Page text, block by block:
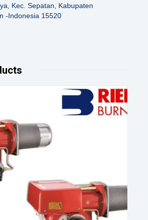
Kec. Sepatan, Kabupaten
-Indonesia 15520
Details